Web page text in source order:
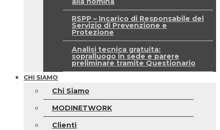
RSPP – Incarico di Responsabile del
Servizio di Prevenzione e
Protezione
Analisi tecnica gratuita:
sopralluogo in sede e parere
preliminare tramite Questionario
CHI SIAMO
Chi Siamo
MODINETWORK
Clienti